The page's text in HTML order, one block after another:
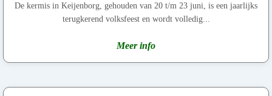
De kermis in Keijenborg, gehouden van 20 t/m 23 juni, is een jaarlijks
terugkerend volksfeest en wordt volledig...
Meer info